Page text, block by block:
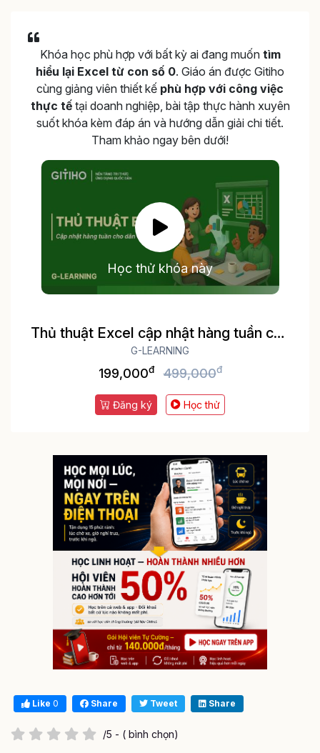
Khóa học phù hợp với bất kỳ ai đang muốn tìm
hiểu lại Excel từ con số 0. Giáo án được Gitiho
cùng giảng viên thiết kế phù hợp với công việc
thực tếtại doanh nghiệp, bài tập thực hành xuyên
suốt khóa kèm đáp án và hướng dẫn giải chi tiết.
Tham khảo ngay bên dưới!
Học thử khóa này
Thủ thuật Excel cập nhật hàng tuần cho
dân văn phòng
G-LEARNING
199,000đ 499,000đ
Đăng ký Học thử
Like 0 Share Tweet Share
/5 - ( bình chọn)